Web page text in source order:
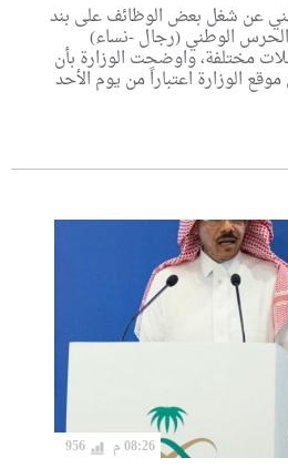
عن شغل بعض الوظائف على بند
الحرس الوطني (رجال -نساء)
مختلفة، واوضحت الوزارة بأن
الوزارة اعتباراً من يوم الأحد
08:26 م 956